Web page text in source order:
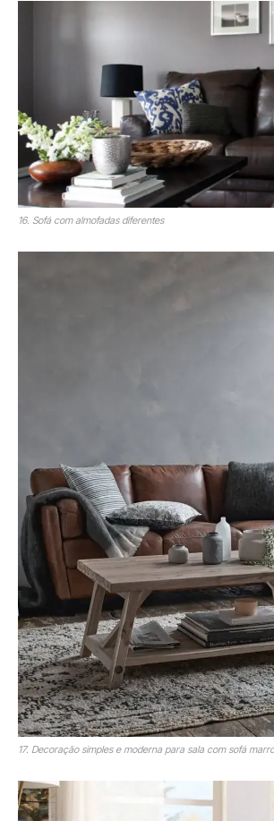
16. Sofá com almofadas diferentes
17. Decoração simples e moderna para sala com sofá